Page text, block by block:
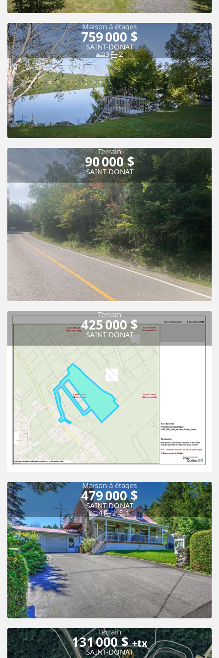
Maison à étages
759 000 $
SAINT-DONAT
3 2
Vue panoramique
Terrain
90 000 $
SAINT-DONAT
Terrain
425 000 $
SAINT-DONAT
Maison à étages
479 000 $
SAINT-DONAT
4 2 1
Vue panoramique
Terrain
131 000 $+tx
SAINT-DONAT